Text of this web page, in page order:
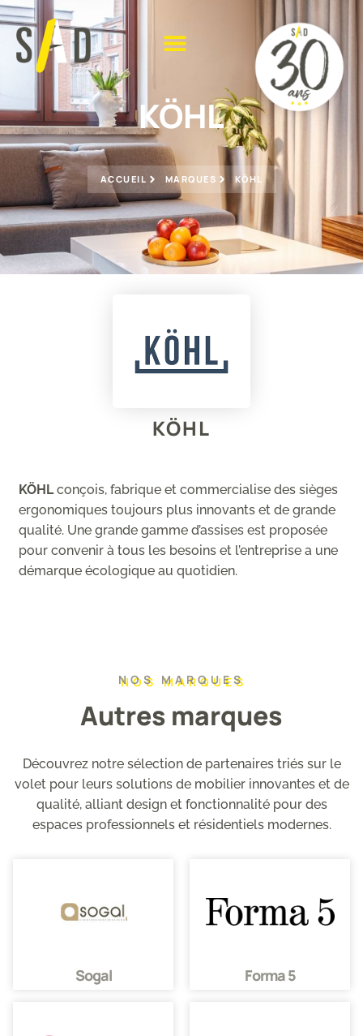
KÖHL
ACCUEIL MARQUES KÖHL
KÖHL
KÖHLconçois, fabrique et commercialise des sièges
ergonomiques toujours plus innovants et de grande
qualité. Une grande gamme d’assises est proposée
pour convenir à tous les besoins et l’entreprise a une
démarque écologique au quotidien.
NOS MARQUES
Autres marques
Découvrez notre sélection de partenaires triés sur le
volet pour leurs solutions de mobilier innovantes et de
qualité, alliant design et fonctionnalité pour des
espaces professionnels et résidentiels modernes.
Sogal Forma 5